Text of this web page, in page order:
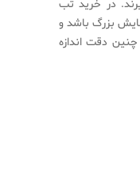
در خرید تب
بزرگ باشد و
دقت اندازه